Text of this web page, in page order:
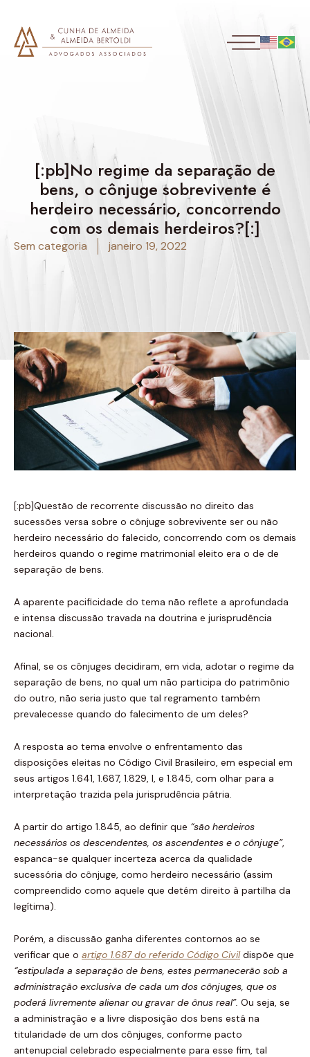
[:pb]No regime da separação de
bens, o cônjuge sobrevivente é
herdeiro necessário, concorrendo
com os demais herdeiros?[:]
Sem categoria janeiro 19, 2022
[:pb]Questão de recorrente discussão no direito das
sucessões versa sobre o cônjuge sobrevivente ser ou não
herdeiro necessário do falecido, concorrendo com os demais
herdeiros quando o regime matrimonial eleito era o de de
separação de bens.
A aparente pacificidade do tema não reflete a aprofundada
e intensa discussão travada na doutrina e jurisprudência
nacional.
Afinal, se os cônjuges decidiram, em vida, adotar o regime da
separação de bens, no qual um não participa do patrimônio
do outro, não seria justo que tal regramento também
prevalecesse quando do falecimento de um deles?
A resposta ao tema envolve o enfrentamento das
disposições eleitas no Código Civil Brasileiro, em especial em
seus artigos 1.641, 1.687, 1.829, I, e 1.845, com olhar para a
interpretação trazida pela jurisprudência pátria.
A partir do artigo 1.845, ao definir que “são herdeiros
necessários os descendentes, os ascendentes e o cônjuge”,
espanca-se qualquer incerteza acerca da qualidade
sucessória do cônjuge, como herdeiro necessário (assim
compreendido como aquele que detém direito à partilha da
legítima).
Porém, a discussão ganha diferentes contornos ao se
verificar que o artigo 1.687 do referido Código Civildispõe que
“estipulada a separação de bens, estes permanecerão sob a
administração exclusiva de cada um dos cônjuges, que os
poderá livremente alienar ou gravar de ônus real”. Ou seja, se
a administração e a livre disposição dos bens está na
titularidade de um dos cônjuges, conforme pacto
antenupcial celebrado especialmente para esse fim, tal